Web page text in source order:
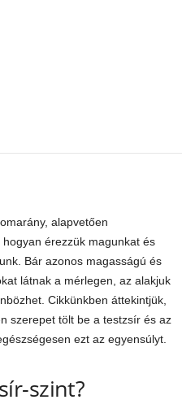
alapvetően
érezzük magunkat és
Bár azonos magasságú és
látnak a mérlegen, az alakjuk
Cikkünkben áttekintjük,
szerepet tölt be a testzsír és az
ezt az egyensúlyt.
szint?